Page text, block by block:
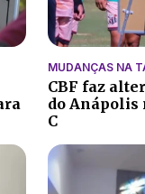
MUDANÇAS NA
CBF faz
do Anápolis
C